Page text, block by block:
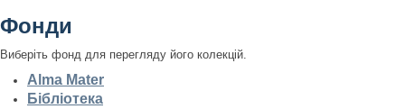
Фонди
Виберіть фонд для перегляду його колекцій.
Alma Mater
Бібліотека